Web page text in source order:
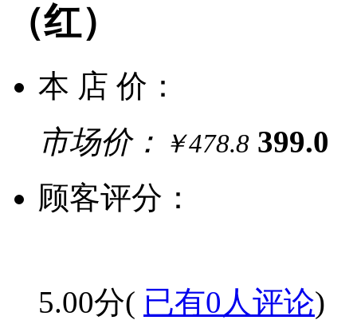
（红）
本 店 价：
市场价：
￥478.8 399.0
顾客评分：
5.00分( 已有0人评论)